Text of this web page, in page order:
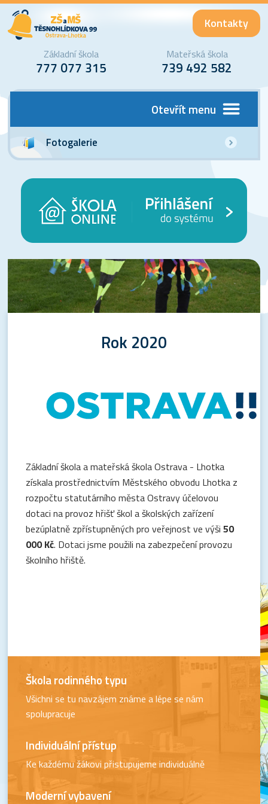
Kontakty
Základní škola
777 077 315
Mateřská škola
739 492 582
Otevřít menu
Fotogalerie
Rok 2020
Základní škola a mateřská škola Ostrava - Lhotka
získala prostřednictvím Městského obvodu Lhotka z
rozpočtu statutárního města Ostravy účelovou
dotaci na provoz hřišť škol a školských zařízení
bezúplatně zpřístupněných pro veřejnost ve výši50
000 Kč. Dotaci jsme použili na zabezpečení provozu
školního hřiště.
Škola rodinného typu
Všichni se tu navzájem známe a lépe se nám
spolupracuje
Individuální přístup
Ke každému žákovi přistupujeme individuálně
Moderní vybavení